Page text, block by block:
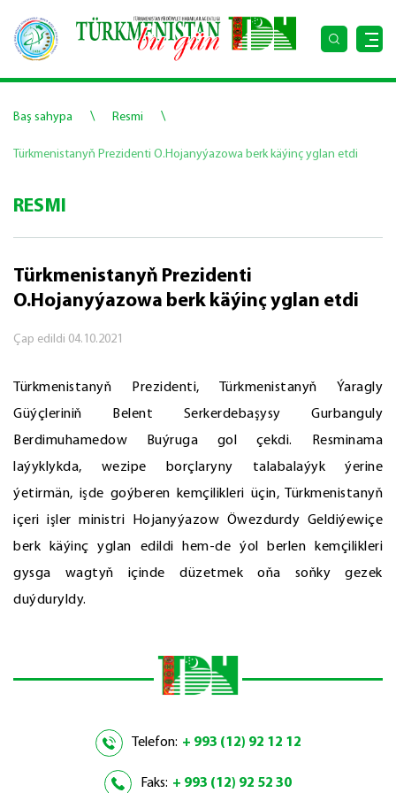
Baş sahypa \ Resmi \
Türkmenistanyň Prezidenti O.Hojanyýazowa berk käýinç yglan etdi
RESMI
Türkmenistanyň Prezidenti
O.Hojanyýazowa berk käýinç yglan etdi
Çap edildi 04.10.2021
Türkmenistanyň Prezidenti, Türkmenistanyň Ýaragly
Güýçleriniň Belent Serkerdebaşysy Gurbanguly
Berdimuhamedow Buýruga gol çekdi. Resminama
laýyklykda, wezipe borçlaryny talabalaýyk ýerine
ýetirmän, işde goýberen kemçilikleri üçin, Türkmenistanyň
içeri işler ministri Hojanyýazow Öwezdurdy Geldiýewiçe
berk käýinç yglan edildi hem-de ýol berlen kemçilikleri
gysga wagtyň içinde düzetmek oňa soňky gezek
duýduryldy.
Telefon: + 993 (12) 92 12 12
Faks: + 993 (12) 92 52 30